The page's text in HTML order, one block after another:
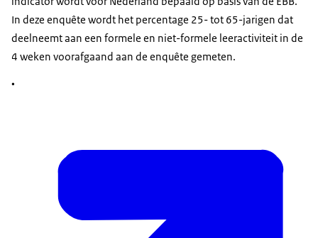
In deze enquête wordt het percentage 25- tot 65-jarigen dat
deelneemt aan een formele en niet-formele leeractiviteit in de
4 weken voorafgaand aan de enquête gemeten.
•